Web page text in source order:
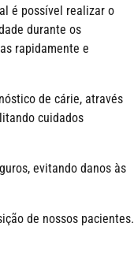
é possível realizar o
durante os
rapidamente e
de cárie, através
cuidados
evitando danos às
de nossos pacientes.